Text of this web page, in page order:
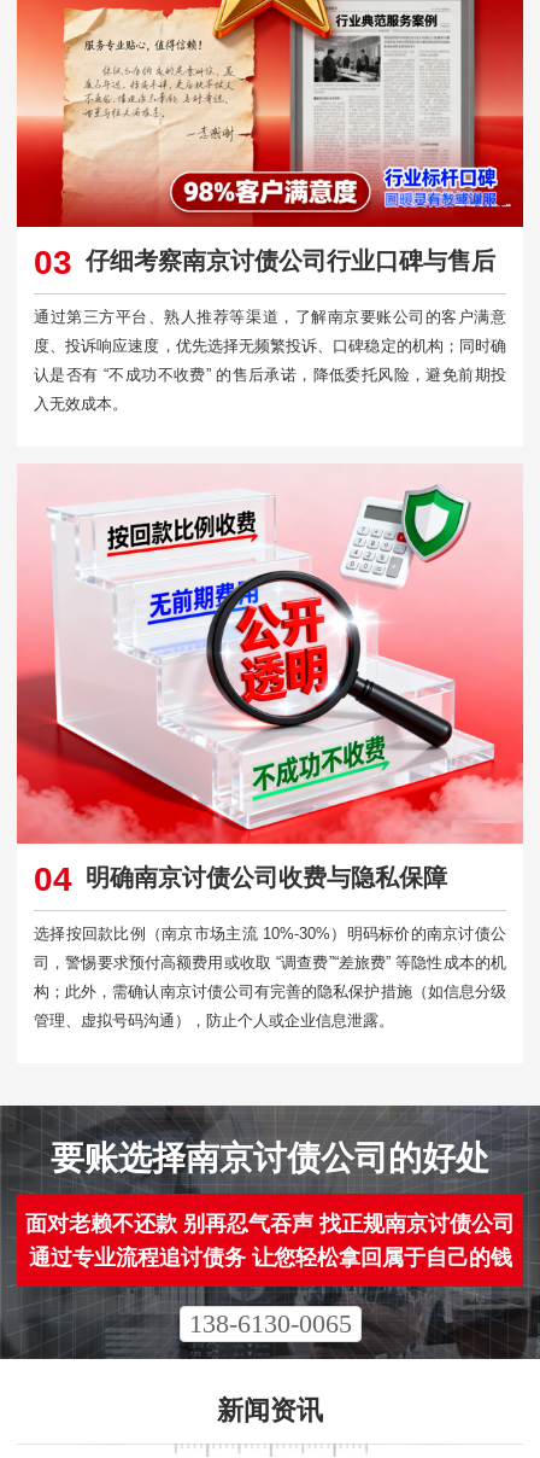
03 仔细考察南京讨债公司行业口碑与售后
通过第三方平台、熟人推荐等渠道，了解南京要账公司的客户满意
度、投诉响应速度，优先选择无频繁投诉、口碑稳定的机构；同时确
认是否有 “不成功不收费” 的售后承诺，降低委托风险，避免前期投
入无效成本。
04 明确南京讨债公司收费与隐私保障
选择按回款比例（南京市场主流 10%-30%）明码标价的南京讨债公
司，警惕要求预付高额费用或收取 “调查费”“差旅费” 等隐性成本的机
构；此外，需确认南京讨债公司有完善的隐私保护措施（如信息分级
管理、虚拟号码沟通），防止个人或企业信息泄露。​
要账选择南京讨债公司的好处
面对老赖不还款 别再忍气吞声 找正规南京讨债公司
通过专业流程追讨债务 让您轻松拿回属于自己的钱
138-6130-0065
新闻资讯